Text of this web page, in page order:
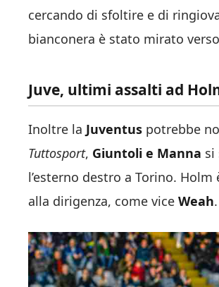
cercando di sfoltire e di
bianconera è stato mirato
Juve, ultimi assalti ad
Inoltre la Juventus potrebbe
Tuttosport, Giuntoli e Manna si
l’esterno destro a Torino.
alla dirigenza, come vice Weah.